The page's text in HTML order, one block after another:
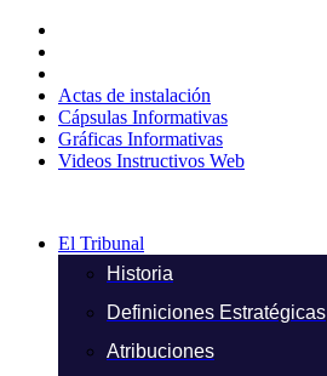
contenido
Actas de instalación
Cápsulas Informativas
Gráficas Informativas
Videos Instructivos Web
El Tribunal
Historia
Definiciones Estratégicas
Atribuciones